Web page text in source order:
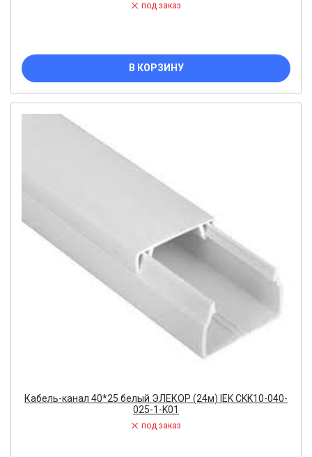
под заказ
В КОРЗИНУ
Кабель-канал 40*25 белый ЭЛЕКОР (24м) IEK CKK10-040-
025-1-K01
под заказ